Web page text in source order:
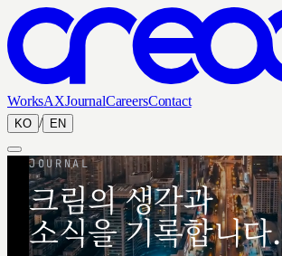
WorksAXJournalCareersContact
KO / EN
JOURNAL
크림의 생각과
소식을 기록합니다.